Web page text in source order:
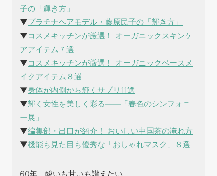
子の「輝き方」
▼プラチナヘアモデル・藤原民子の「輝き方」
▼コスメキッチンが厳選！ オーガニックスキンケ
アアイテム７選
▼コスメキッチンが厳選！ オーガニックベースメ
イクアイテム８選
▼身体が内側から輝くサプリ11選
▼輝く女性を美しく彩る——「春色のシンフォニ
ー展」
▼編集部・出口が紹介！ おいしい中国茶の淹れ方
▼機能も見た目も優秀な「おしゃれマスク」８選
60年、酸いも甘いも讃えたい